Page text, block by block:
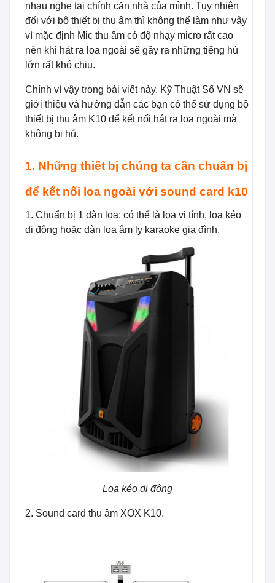
nhau nghe tại chính căn nhà của mình. Tuy nhiên
đối với bộ thiết bị thu âm thì không thể làm như vậy
vì mặc định Mic thu âm có độ nhạy micro rất cao
nên khi hát ra loa ngoài sẽ gây ra những tiếng hú
lớn rất khó chịu.
Chính vì vậy trong bài viết này. Kỹ Thuật Số VN sẽ
giới thiệu và hướng dẫn các bạn có thể sử dụng bộ
thiết bị thu âm K10 để kết nối hát ra loa ngoài mà
không bị hú.
1. Những thiết bị chúng ta cần chuẩn bị
để kết nối loa ngoài với sound card k10
1. Chuẩn bị 1 dàn loa: có thể là loa vi tính, loa kéo
di động hoặc dàn loa âm ly karaoke gia đình.
Loa kéo di động
2. Sound card thu âm XOX K10.